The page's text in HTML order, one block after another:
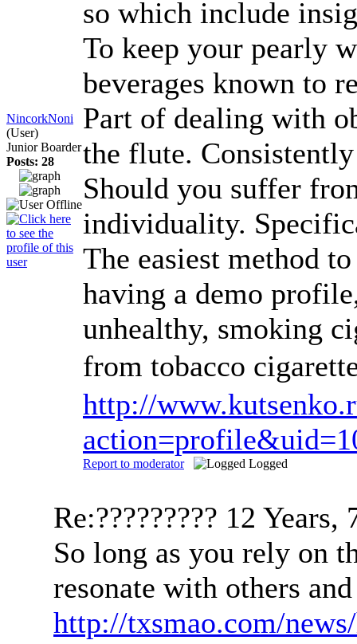
NincorkNoni
(User)
Junior Boarder
Posts: 28
so which include
To keep your pearly
beverages known to
Part of dealing with
the flute.
Should you suffer
individuality.
The easiest method
having a demo
unhealthy, smoking
from tobacco
http://
Report to moderator Logged
Re:????????? 12 Years,
So long as you rely on
resonate with others
http://txsmao.com/